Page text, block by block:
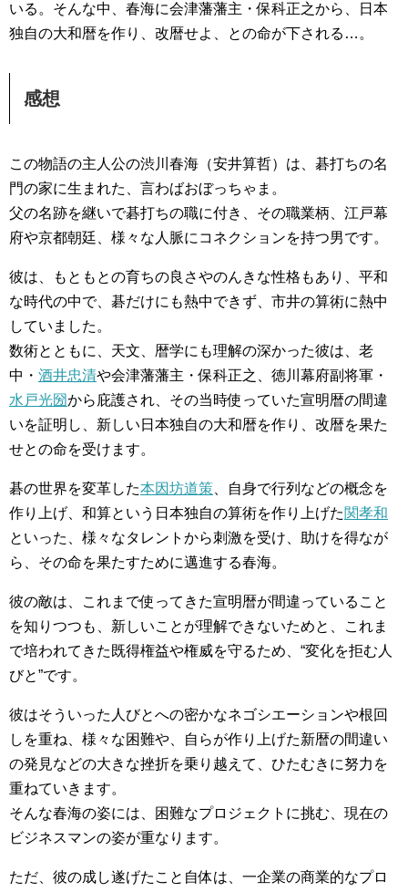
いる。そんな中、春海に会津藩藩主・保科正之から、日本
独自の大和暦を作り、改暦せよ、との命が下される…。
感想
この物語の主人公の渋川春海（安井算哲）は、碁打ちの名
門の家に生まれた、言わばおぼっちゃま。
父の名跡を継いで碁打ちの職に付き、その職業柄、江戸幕
府や京都朝廷、様々な人脈にコネクションを持つ男です。
彼は、もともとの育ちの良さやのんきな性格もあり、平和
な時代の中で、碁だけにも熱中できず、市井の算術に熱中
していました。
数術とともに、天文、暦学にも理解の深かった彼は、老
中・ 酒井忠清や会津藩藩主・保科正之、徳川幕府副将軍・
水戸光圀から庇護され、その当時使っていた宣明暦の間違
いを証明し、新しい日本独自の大和暦を作り、改暦を果た
せとの命を受けます。
碁の世界を変革した本因坊道策 、自身で行列などの概念を
作り上げ、和算という日本独自の算術を作り上げた関孝和
といった、様々なタレントから刺激を受け、助けを得なが
ら、その命を果たすために邁進する春海。
彼の敵は、これまで使ってきた宣明暦が間違っていること
を知りつつも、新しいことが理解できないためと、これま
で培われてきた既得権益や権威を守るため、“変化を拒む人
びと”です。
彼はそういった人びとへの密かなネゴシエーションや根回
しを重ね、様々な困難や、自らが作り上げた新暦の間違い
の発見などの大きな挫折を乗り越えて、ひたむきに努力を
重ねていきます。
そんな春海の姿には、困難なプロジェクトに挑む、現在の
ビジネスマンの姿が重なります。
ただ、彼の成し遂げたこと自体は、一企業の商業的なプロ